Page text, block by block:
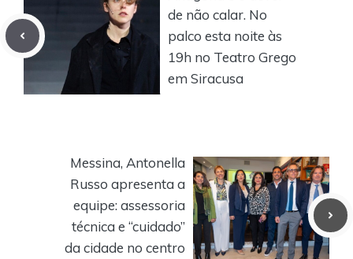
de não calar. No
palco esta noite às
19h no Teatro Grego
em Siracusa
Messina, Antonella
Russo apresenta a
equipe: assessoria
técnica e “cuidado”
da cidade no centro